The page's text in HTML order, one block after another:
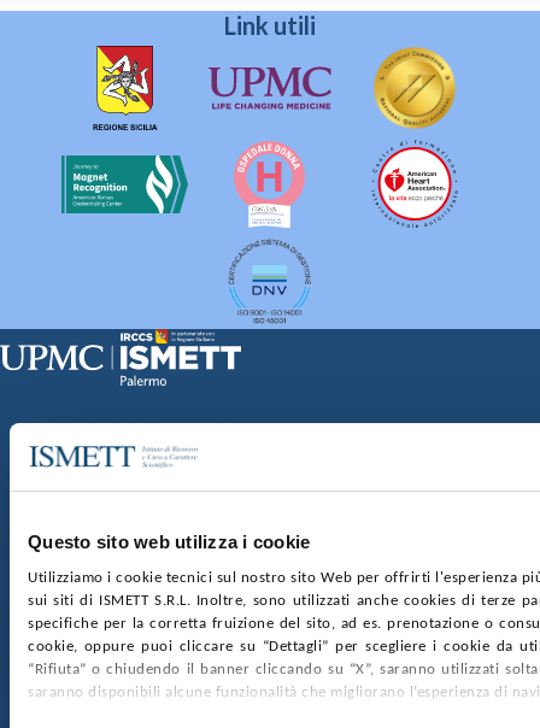
Questo sito web utilizza i cookie
Utilizziamo i cookie tecnici sul nostro sito Web per offrirti l'esperienza
sui siti di ISMETT S.R.L. Inoltre, sono utilizzati anche cookies di terze
specifiche per la corretta fruizione del sito, ad es. prenotazione o
cookie, oppure puoi cliccare su “Dettagli” per scegliere i cookie da
“Rifiuta” o chiudendo il banner cliccando su “X”, saranno utilizzati
saranno disponibili alcune funzionalità che migliorano l’esperienza di
Link utili
Via Discesa dei Giudici 4 90133 Palermo
nr. REA PA-201818 P.I. 04544550827
SOCIETÀ TRASPARENTE WHISTLEBLOWING
GARE E CONTRATTIPRIVACYCOOKIE POLICY
SOSTIENICIMAPPA DEL SITOACCESSIBILITÀ
CONTATTI